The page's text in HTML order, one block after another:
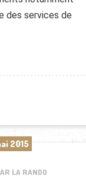
des services de
ZAKARYA BEN
2015
LA RANDO